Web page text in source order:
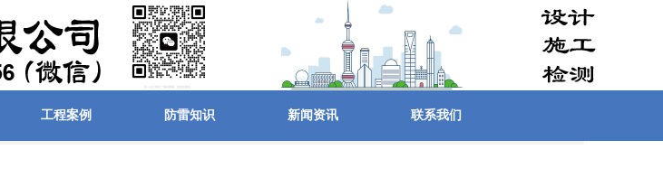
工程案例 防雷知识 新闻资讯 联系我们